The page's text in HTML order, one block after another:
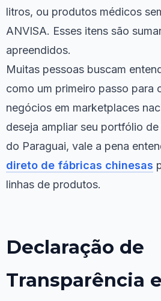
litros, ou produtos médicos
ANVISA. Esses itens são
apreendidos.
Muitas pessoas buscam
como um primeiro passo para
negócios em marketplaces
deseja ampliar seu portfólio
do Paraguai, vale a pena
direto de fábricas chinesas
linhas de produtos.
Declaração de
Transparência